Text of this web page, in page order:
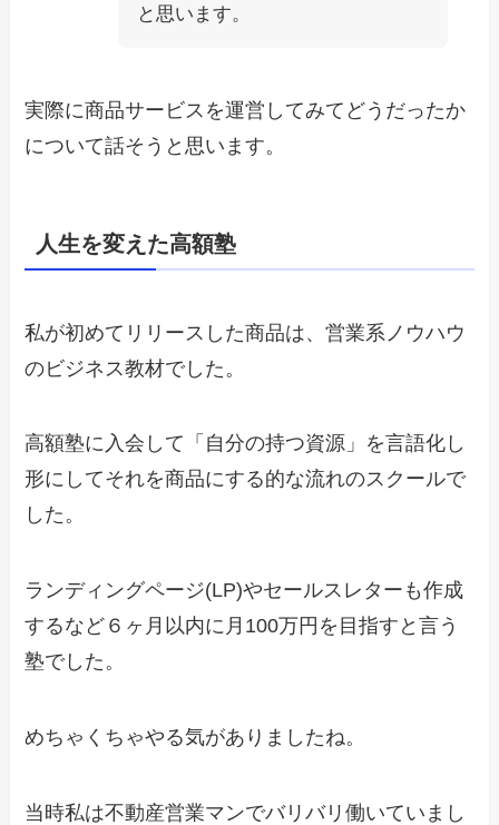
と思います。
実際に商品サービスを運営してみてどうだったか
について話そうと思います。
人生を変えた高額塾
私が初めてリリースした商品は、営業系ノウハウ
のビジネス教材でした。
高額塾に入会して「自分の持つ資源」を言語化し
形にしてそれを商品にする的な流れのスクールで
した。
ランディングページ(LP)やセールスレターも作成
するなど６ヶ月以内に月100万円を目指すと言う
塾でした。
めちゃくちゃやる気がありましたね。
当時私は不動産営業マンでバリバリ働いていまし